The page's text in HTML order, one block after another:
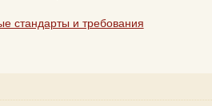
стандарты и требования